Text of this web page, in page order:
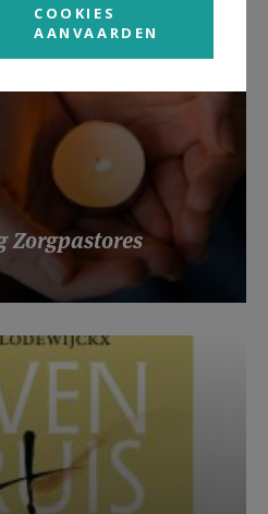
Zorgpastores
COOKIES
AANVAARDEN